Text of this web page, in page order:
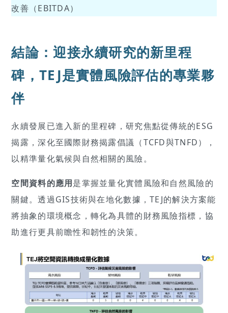
改善（EBITDA）
結論：迎接永續研究的新里程
碑，TEJ是實體風險評估的專業夥
伴
永續發展已進入新的里程碑，研究焦點從傳統的ESG
揭露，深化至國際財務揭露倡議（TCFD與TNFD），
以精準量化氣候與自然相關的風險。
空間資料的應用是掌握並量化實體風險和自然風險的
關鍵。透過GIS技術與在地化數據，TEJ的解決方案能
將抽象的環境概念，轉化為具體的財務風險指標，協
助進行更具前瞻性和韌性的決策。